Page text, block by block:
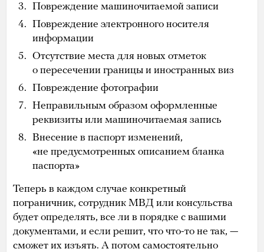
Повреждение машиночитаемой записи
Повреждение электронного носителя
информации
Отсутствие места для новых отметок
о пересечении границы и иностранных виз
Повреждение фотографии
Неправильным образом оформленные
реквизиты или машиночитаемая запись
Внесение в паспорт изменений,
«не предусмотренных описанием бланка
паспорта»
Теперь в каждом случае конкретный
пограничник, сотрудник МВД или консульства
будет определять, все ли в порядке с вашими
документами, и если решит, что что-то не так, —
сможет их изъять. А потом самостоятельно